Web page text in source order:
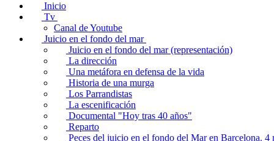
Inicio
Tv
Canal de Youtube
Juicio en el fondo del mar
Juicio en el fondo del mar (representación)
La dirección
Una metáfora en defensa de la vida
Historia de una murga
Los Parrandistas
La escenificación
Documental "Hoy tras 40 años"
Reparto
Peces del juicio en el fondo del Mar en Barcelona. 4